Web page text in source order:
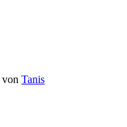
von Tanis